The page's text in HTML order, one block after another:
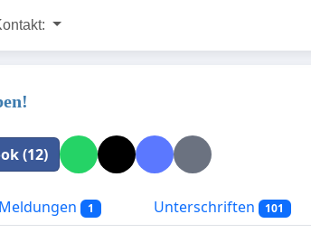
(12)
Meldungen 1 Unterschriften 101